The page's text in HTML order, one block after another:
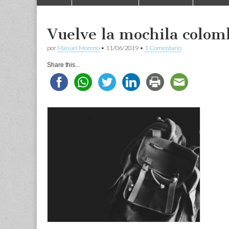
menu
Vuelve la mochila
por Manuel Moreno • 11/06/2019 • 1 Comentario
Share this...